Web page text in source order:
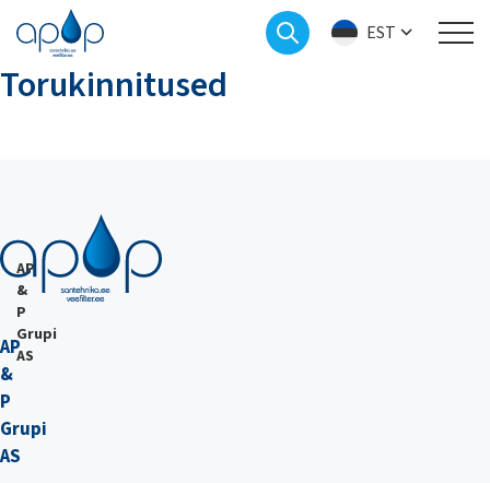
EST
Torukinnitused
AP
&
P
Grupi
AS
AP
&
P
Grupi
AS